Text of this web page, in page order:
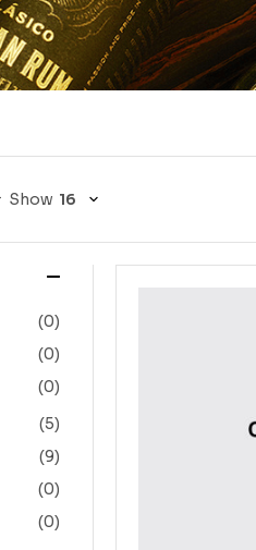
Show
(0)
(0)
(0)
(5)
(9)
(0)
(0)